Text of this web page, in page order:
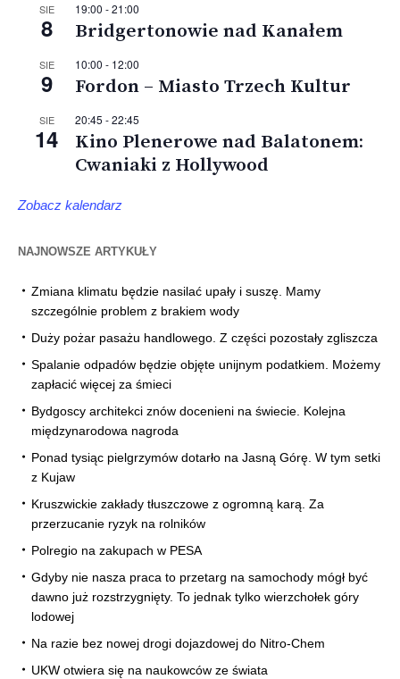
SIE
8
19:00 -21:00
Bridgertonowie nad Kanałem
SIE
9
10:00 - 12:00
Fordon – Miasto Trzech Kultur
SIE
14
20:45 -22:45
Kino Plenerowe nad Balatonem:
Cwaniaki z Hollywood
Zobacz kalendarz
NAJNOWSZE ARTYKUŁY
Zmiana klimatu będzie nasilać upały i suszę. Mamy
szczególnie problem z brakiem wody
Duży pożar pasażu handlowego. Z części pozostały zgliszcza
Spalanie odpadów będzie objęte unijnym podatkiem. Możemy
zapłacić więcej za śmieci
Bydgoscy architekci znów docenieni na świecie. Kolejna
międzynarodowa nagroda
Ponad tysiąc pielgrzymów dotarło na Jasną Górę. W tym setki
z Kujaw
Kruszwickie zakłady tłuszczowe z ogromną karą. Za
przerzucanie ryzyk na rolników
Polregio na zakupach w PESA
Gdyby nie nasza praca to przetarg na samochody mógł być
dawno już rozstrzygnięty. To jednak tylko wierzchołek góry
lodowej
Na razie bez nowej drogi dojazdowej do Nitro-Chem
UKW otwiera się na naukowców ze świata